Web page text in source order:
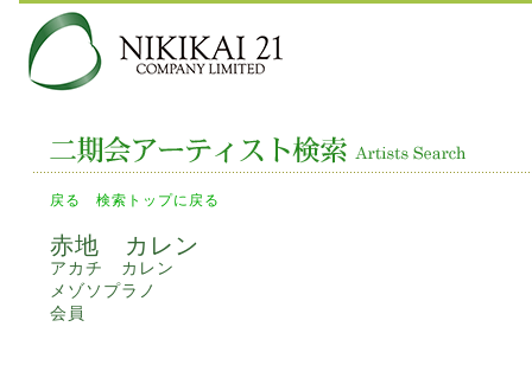
戻る 検索トップに戻る
赤地 カレン
アカチ カレン
メゾソプラノ
会員